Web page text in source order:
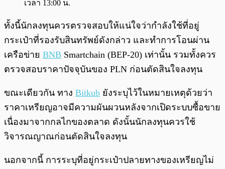
เวลา 13:00 น.
ทั้งนี้นักลงทุนควรตรวจสอบให้แน่ใจว่ากำลังใช้ที่อยู่
กระเป๋าที่รองรับสินทรัพย์ดังกล่าว และทำการโอนผ่าน
เครือข่าย BNB Smartchain (BEP-20) เท่านั้น รวมทั้งควร
ตรวจสอบราคาปัจจุบันของ PLN ก่อนตัดสินใจลงทุน
ขณะเดียวกัน ทาง Bitkub ยังระบุไว้ในหมายเหตุด้วยว่า
ราคาเหรียญอาจมีความผันผวนหลังจากเปิดระบบซื้อขาย
เนื่องมาจากกลไกของตลาด ดังนั้นนักลงทุนควรใช้
วิจารณญาณก่อนตัดสินใจลงทุน
นอกจากนี้ การระบุที่อยู่กระเป๋าปลายทางของเหรียญไม่